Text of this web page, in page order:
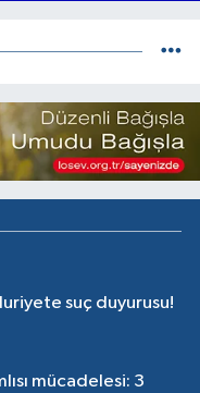
suç duyurusu!
mücadelesi: 3